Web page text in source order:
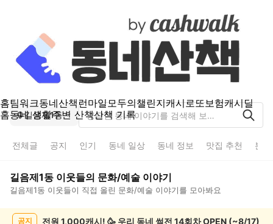
홈팀워크동네산책런마일모두의챌린지캐시로또보험캐시딜
홈동네 생활주변 산책산책 기록
길음제1동
전체글 공지 인기 동네 일상 동네 정보 맛집 추천 분
길음제1동 이웃들의 문화/예술 이야기
길음제1동 이웃들이 직접 올린 문화/예술 이야기를 모아봐요
공지 전원 1,000캐시! 🥳 우리 동네 썰전 14회차 OPEN (~8/17)